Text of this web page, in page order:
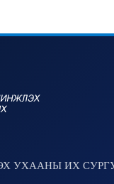
УХААНЫ ИХ